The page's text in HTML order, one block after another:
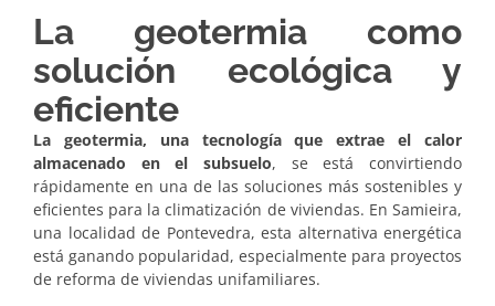
La geotermia como
solución ecológica y
eficiente
La geotermia, una tecnología que extrae el calor
almacenado en el subsuelo, se está convirtiendo
rápidamente en una de las soluciones más sostenibles y
eficientes para la climatización de viviendas. En Samieira,
una localidad de Pontevedra, esta alternativa energética
está ganando popularidad, especialmente para proyectos
de reforma de viviendas unifamiliares.